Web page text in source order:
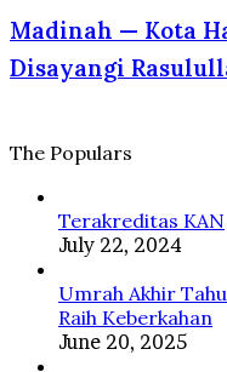
Psikologi
dan
Islam
Sumatera
ke
Tanah
Kota
Haram
yang
Disayangi
Madinah — Kota
The Populars
Terakreditas KAN
July 22, 2024
Umrah Akhir
Raih Keberkahan
June 20, 2025